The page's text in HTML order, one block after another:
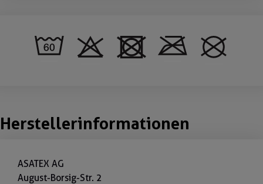
Herstellerinformationen
ASATEX AG
August-Borsig-Str. 2